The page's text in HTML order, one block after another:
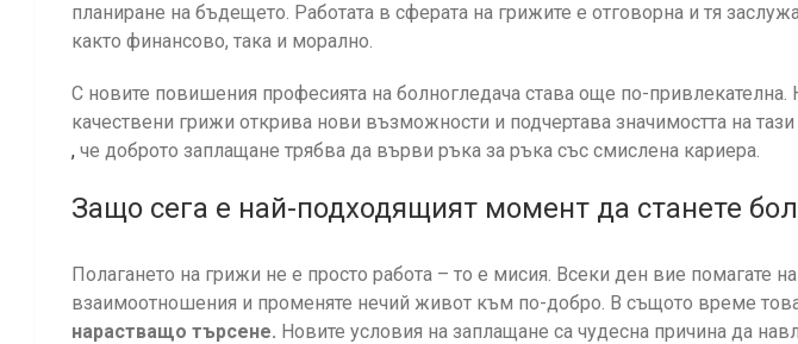
планиране на бъдещето. Работата в сферата на грижите е отговорна и тя
както финансово, така и морално.
С новите повишения професията на болногледача става още по-привлекателна.
качествени грижи открива нови възможности и подчертава значимостта на
, че доброто заплащане трябва да върви ръка за ръка със смислена кариера.
Защо сега е най-подходящият момент да станете
Полагането на грижи не е просто работа – то е мисия. Всеки ден вие помагате
взаимоотношения и променяте нечий живот към по-добро. В същото време
нарастващо търсене. Новите условия на заплащане са чудесна причина да